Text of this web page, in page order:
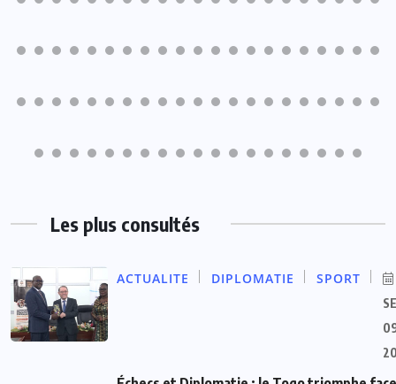
Les plus consultés
ACTUALITE DIPLOMATIE SPORT